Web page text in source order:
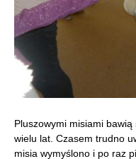
Pluszowymi misiami bawią
wielu lat. Czasem trudno
misia wymyślono i po raz